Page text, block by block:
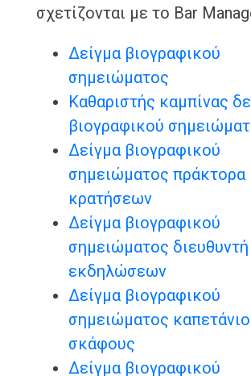
σχετίζονται με το Bar
Δείγμα βιογραφικού
σημειώματος
Καθαριστής καμπίνας
βιογραφικού
Δείγμα βιογραφικού
σημειώματος πράκτορα
κρατήσεων
Δείγμα βιογραφικού
σημειώματος διευθυντή
εκδηλώσεων
Δείγμα βιογραφικού
σημειώματος
σκάφους
Δείγμα βιογραφικού